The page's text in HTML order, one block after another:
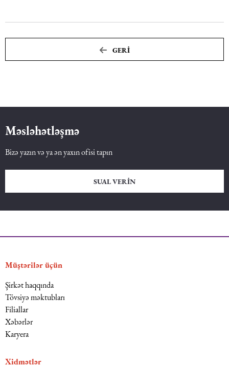
GERI
Məsləhətləşmə
Bizə yazın və ya ən yaxın ofisi tapın
SUAL VERIN
Müştərilər üçün
Şirkət haqqında
Tövsiyə məktubları
Filiallar
Xəbərlər
Karyera
Xidmətlər